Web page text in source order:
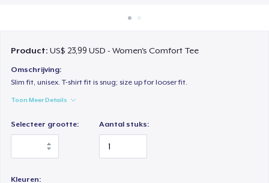
Product:US$ 23,99 USD - Women's Comfort Tee
Omschrijving:
Slim fit, unisex. T-shirt fit is snug; size up for looser fit.
Toon Meer Details
Selecteer grootte: Aantal stuks:
Kleuren: